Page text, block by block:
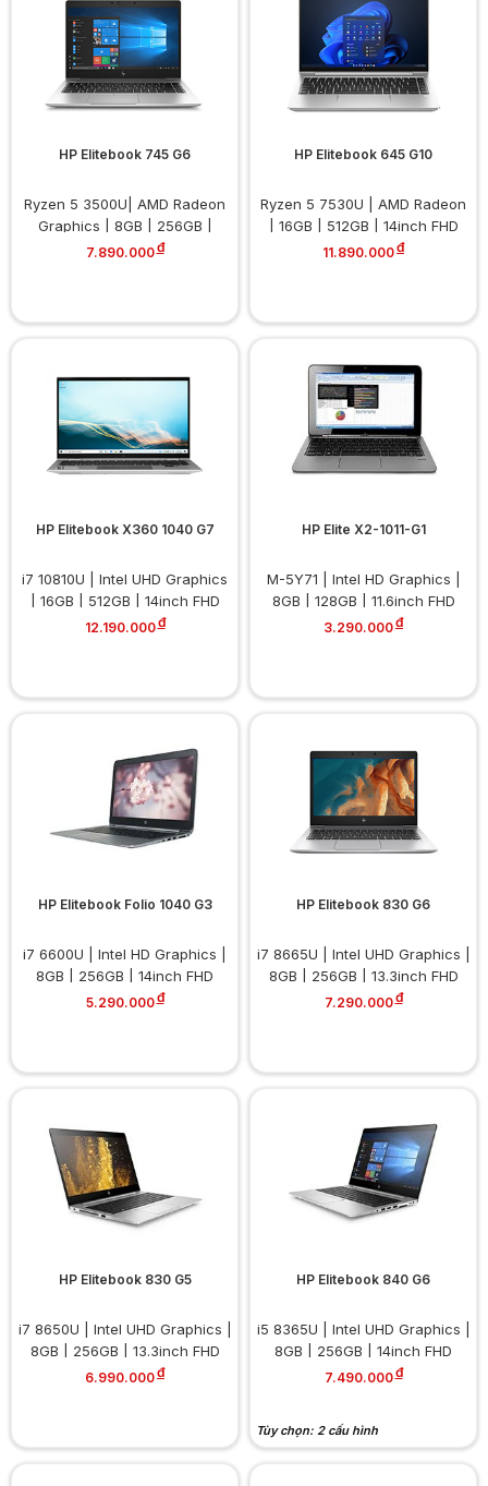
HP Elitebook 745 G6
Ryzen 5 3500U| AMD Radeon
Graphics | 8GB | 256GB |
14inch FHD
7.890.000đ
HP Elitebook 645 G10
Ryzen 5 7530U | AMD Radeon
| 16GB | 512GB | 14inch FHD
11.890.000đ
HP Elitebook X360 1040 G7
i7 10810U | Intel UHD Graphics
| 16GB | 512GB | 14inch FHD
Touch
12.190.000đ
HP Elite X2-1011-G1
M-5Y71 | Intel HD Graphics |
8GB | 128GB | 11.6inch FHD
Touch
3.290.000đ
HP Elitebook Folio 1040 G3
i7 6600U | Intel HD Graphics |
8GB | 256GB | 14inch FHD
5.290.000đ
HP Elitebook 830 G6
i7 8665U | Intel UHD Graphics |
8GB | 256GB | 13.3inch FHD
7.290.000đ
HP Elitebook 830 G5
i7 8650U | Intel UHD Graphics |
8GB | 256GB | 13.3inch FHD
6.990.000đ
HP Elitebook 840 G6
i5 8365U | Intel UHD Graphics |
8GB | 256GB | 14inch FHD
7.490.000đ
Tùy chọn: 2 cấu hình